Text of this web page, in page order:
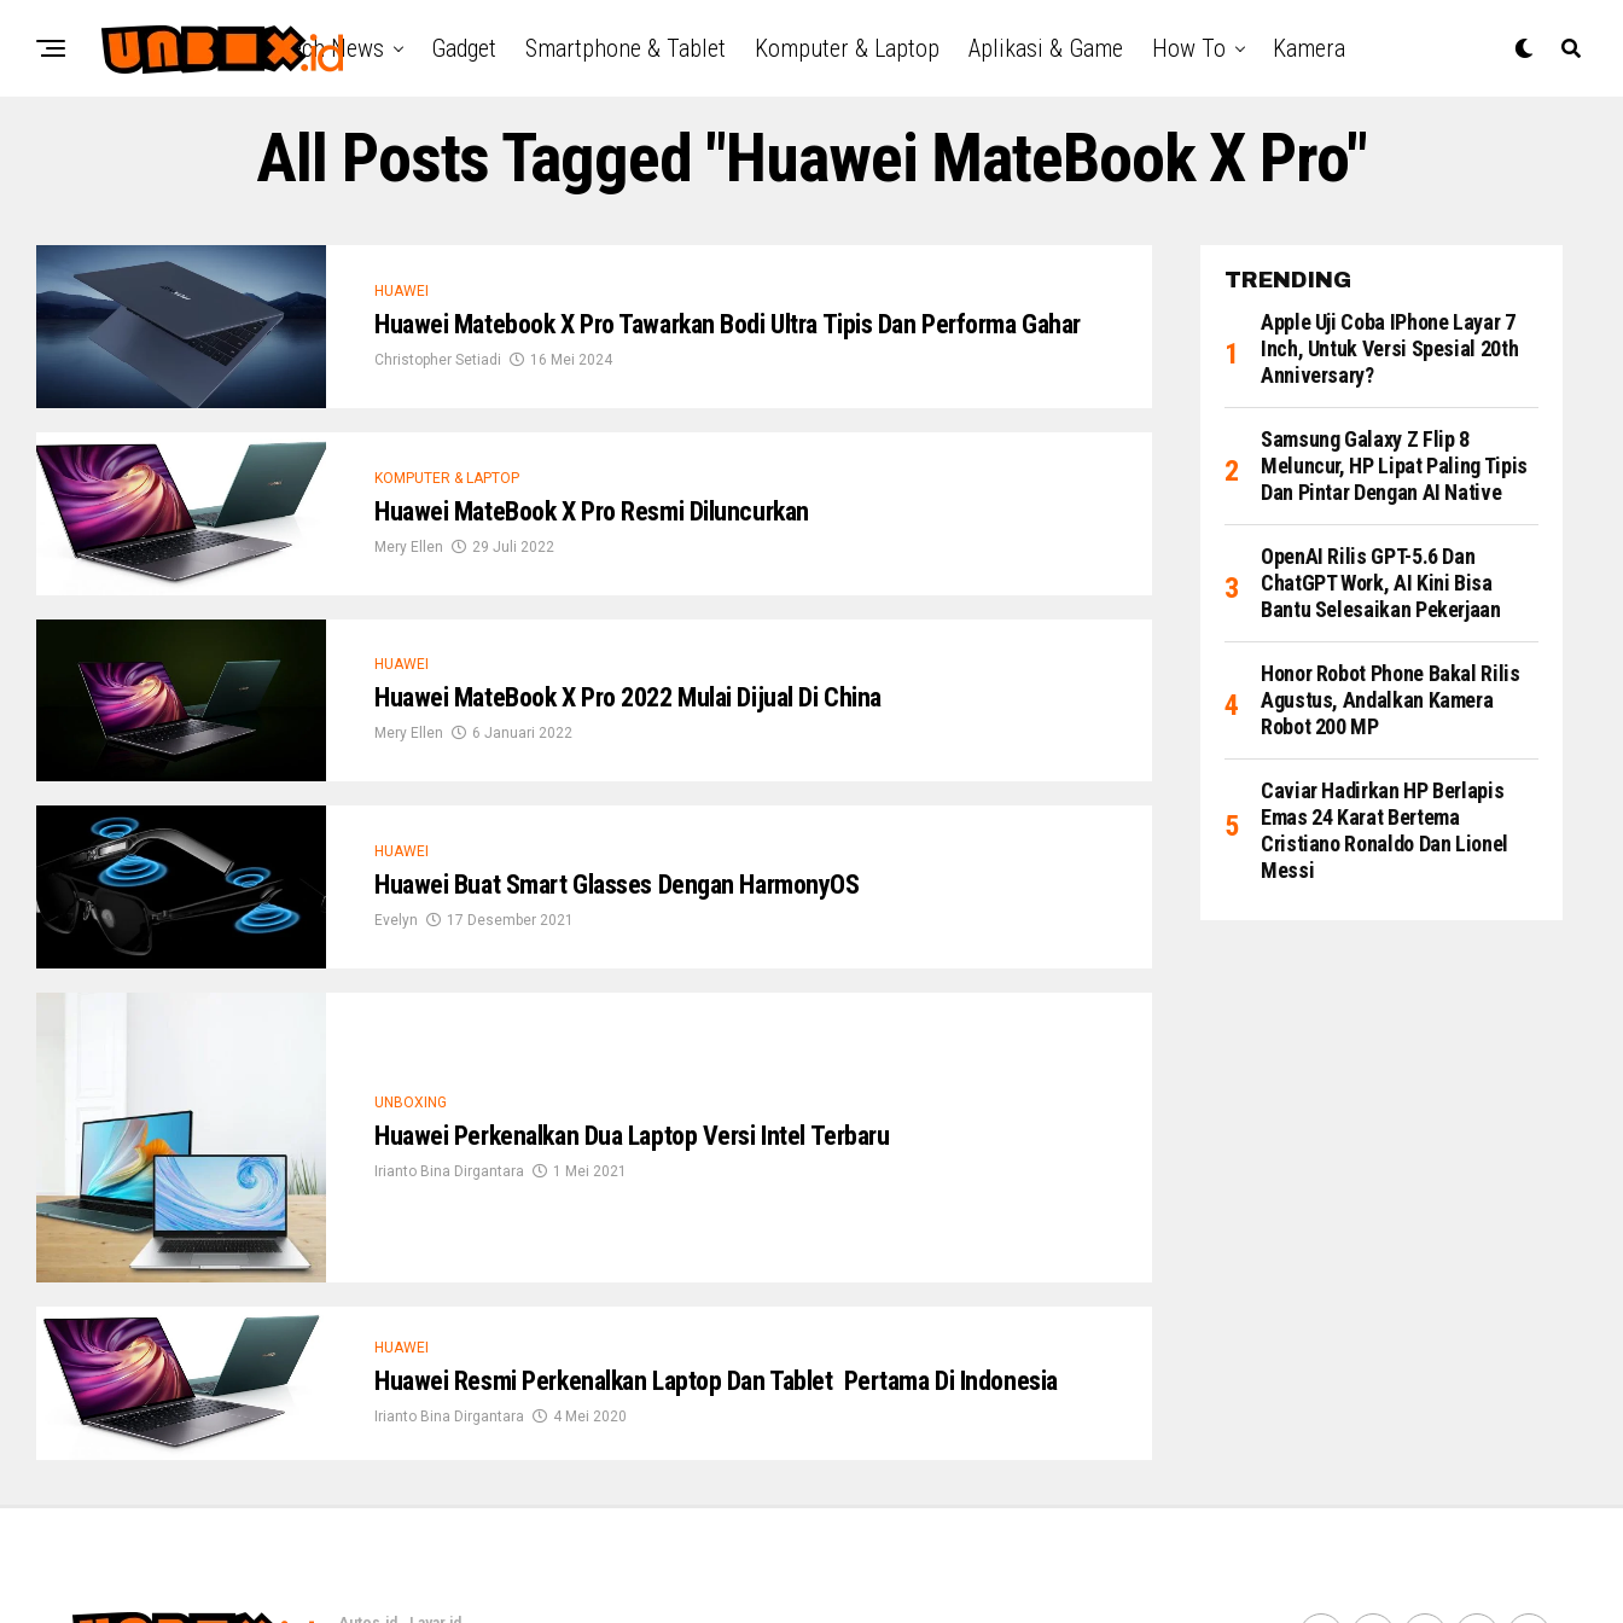
Tech News Gadget Smartphone & Tablet Komputer & Laptop Aplikasi & Game How To Kamera
All Posts Tagged "Huawei MateBook X Pro"
HUAWEI
Huawei Matebook X Pro Tawarkan Bodi Ultra Tipis Dan Performa Gahar
Christopher Setiadi 16 Mei 2024
KOMPUTER & LAPTOP
Huawei MateBook X Pro Resmi Diluncurkan
Mery Ellen 29 Juli 2022
HUAWEI
Huawei MateBook X Pro 2022 Mulai Dijual Di China
Mery Ellen 6 Januari 2022
HUAWEI
Huawei Buat Smart Glasses Dengan HarmonyOS
Evelyn 17 Desember 2021
UNBOXING
Huawei Perkenalkan Dua Laptop Versi Intel Terbaru
Irianto Bina Dirgantara 1 Mei 2021
HUAWEI
Huawei Resmi Perkenalkan Laptop Dan Tablet Pertama Di Indonesia
Irianto Bina Dirgantara 4 Mei 2020
TRENDING
Apple Uji Coba IPhone Layar 7
Inch, Untuk Versi Spesial 20th
Anniversary?
Samsung Galaxy Z Flip 8
Meluncur, HP Lipat Paling Tipis
Dan Pintar Dengan AI Native
OpenAI Rilis GPT-5.6 Dan
ChatGPT Work, AI Kini Bisa
Bantu Selesaikan Pekerjaan
Honor Robot Phone Bakal Rilis
Agustus, Andalkan Kamera
Robot 200 MP
Caviar Hadirkan HP Berlapis
Emas 24 Karat Bertema
Cristiano Ronaldo Dan Lionel
Messi